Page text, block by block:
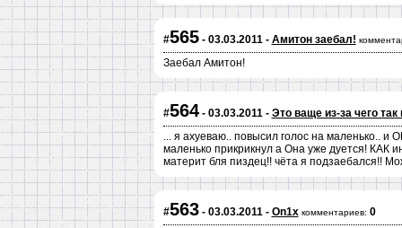
#565- 03.03.2011 - Амитон заебал!
Заебал Амитон!
#564- 03.03.2011 - Это ваще из-за чего так
... я ахуеваю.. повысил голос на маленько..
маленько прикрикнул а Она уже дуется!
материт бля пиздец!! чёта я подзаебался!!
#563- 03.03.2011 - On1x комментариев: 0